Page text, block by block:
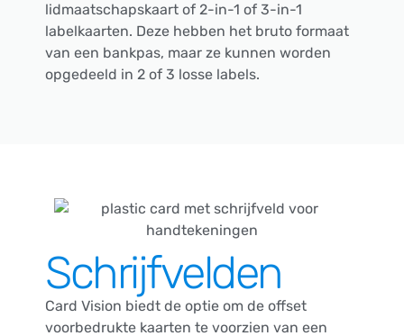
lidmaatschapskaart of 2-in-1 of 3-in-1
labelkaarten. Deze hebben het bruto formaat
van een bankpas, maar ze kunnen worden
opgedeeld in 2 of 3 losse labels.
Schrijfvelden
Card Vision biedt de optie om de offset
voorbedrukte kaarten te voorzien van een